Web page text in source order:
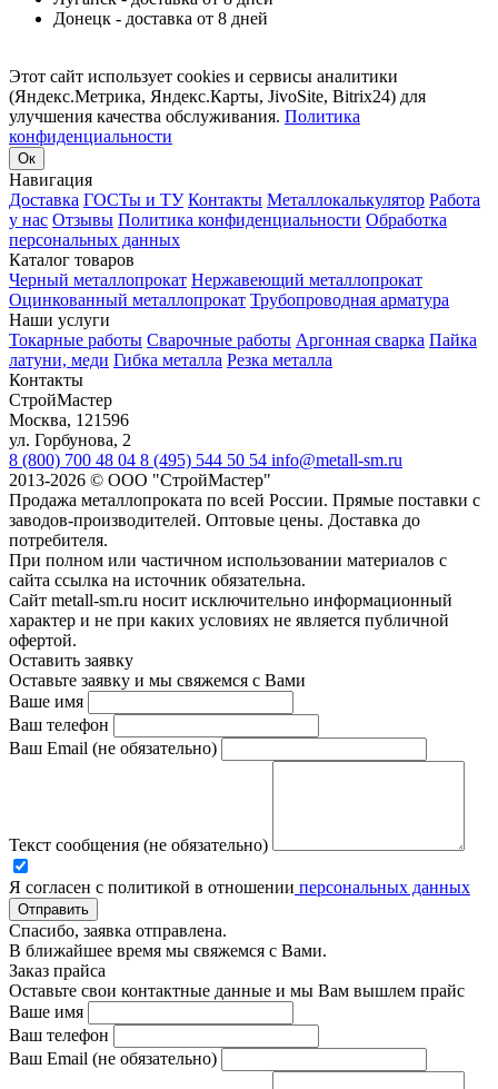
Донецк - доставка от 8 дней
Этот сайт использует cookies и сервисы аналитики
(Яндекс.Метрика, Яндекс.Карты, JivoSite, Bitrix24) для
улучшения качества обслуживания. Политика
конфиденциальности
Ок
Навигация
Доставка ГОСТы и ТУ Контакты Металлокалькулятор Работа
у нас Отзывы Политика конфиденциальности Обработка
персональных данных
Каталог товаров
Черный металлопрокат Нержавеющий металлопрокат
Оцинкованный металлопрокат Трубопроводная арматура
Наши услуги
Токарные работы Сварочные работы Аргонная сварка Пайка
латуни, меди Гибка металла Резка металла
Контакты
СтройМастер
Москва, 121596
ул. Горбунова, 2
8 (800) 700 48 04 8 (495) 544 50 54 info@metall-sm.ru
2013-2026 © ООО "СтройМастер"
Продажа металлопроката по всей России. Прямые поставки с
заводов-производителей. Оптовые цены. Доставка до
потребителя.
При полном или частичном использовании материалов с
сайта ссылка на источник обязательна.
Сайт metall-sm.ru носит исключительно информационный
характер и не при каких условиях не является публичной
офертой.
Оставить заявку
Оставьте заявку и мы свяжемся с Вами
Ваше имя
Ваш телефон
Ваш Email (не обязательно)
Текст сообщения (не обязательно)
Я согласен с политикой в отношении персональных данных
Отправить
Спасибо, заявка отправлена.
В ближайшее время мы свяжемся с Вами.
Заказ прайса
Оставьте свои контактные данные и мы Вам вышлем прайс
Ваше имя
Ваш телефон
Ваш Email (не обязательно)